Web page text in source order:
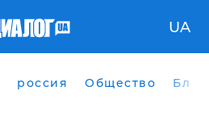
UA
россия Общество